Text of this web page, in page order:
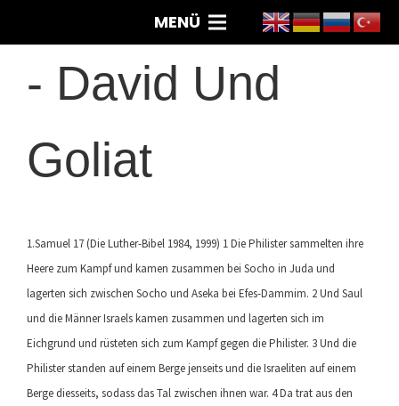
MENÜ
- David Und
Goliat
1.Samuel 17 (Die Luther-Bibel 1984, 1999) 1 Die Philister sammelten ihre
Heere zum Kampf und kamen zusammen bei Socho in Juda und
lagerten sich zwischen Socho und Aseka bei Efes-Dammim. 2 Und Saul
und die Männer Israels kamen zusammen und lagerten sich im
Eichgrund und rüsteten sich zum Kampf gegen die Philister. 3 Und die
Philister standen auf einem Berge jenseits und die Israeliten auf einem
Berge diesseits, sodass das Tal zwischen ihnen war. 4 Da trat aus den